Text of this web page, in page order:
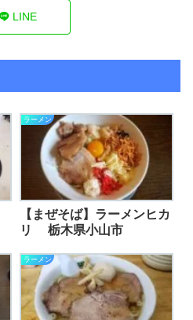
LINE
ラーメン
【まぜそば】ラーメンヒカ
リ 栃木県小山市
ラーメン